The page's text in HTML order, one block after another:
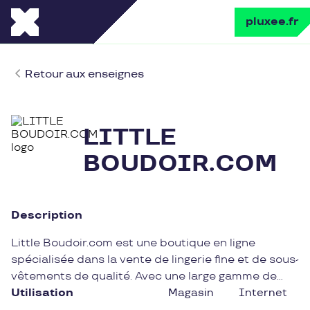
pluxee.fr
Retour aux enseignes
LITTLE
BOUDOIR.COM
Description
Little Boudoir.com est une boutique en ligne
spécialisée dans la vente de lingerie fine et de sous-
vêtements de qualité. Avec une large gamme de
produits allant des ensembles élégants aux
Utilisation Magasin Internet